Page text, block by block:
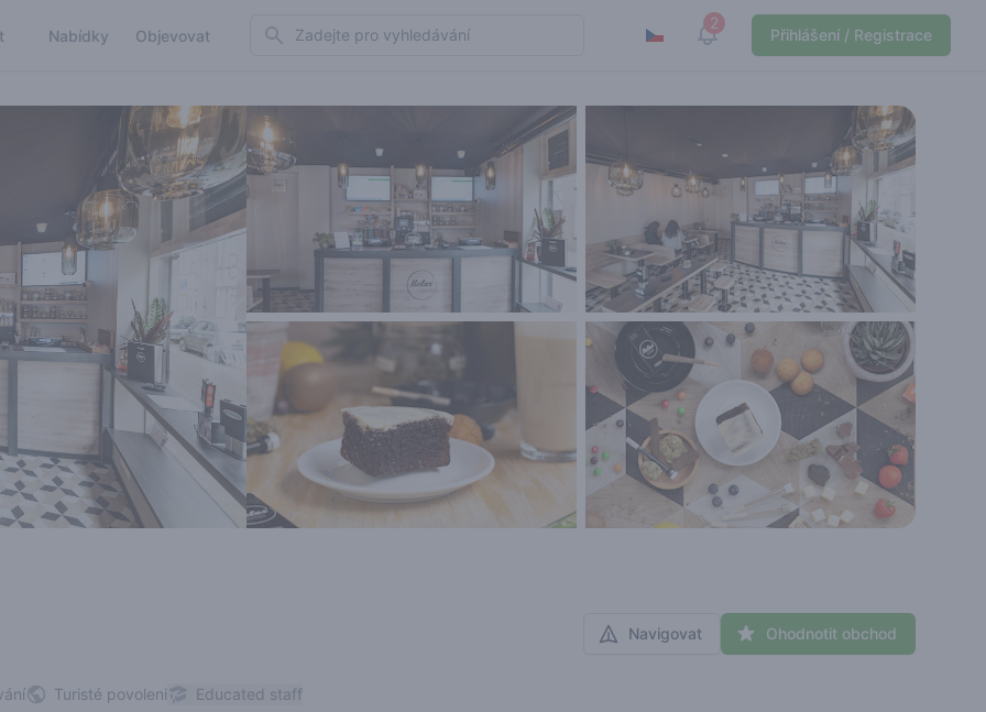
Nabídky Objevovat Search 2
View notifications
Přihlášení / Registrace
Turisté povoleni Educated staff
Navigovat Ohodnotit obchod